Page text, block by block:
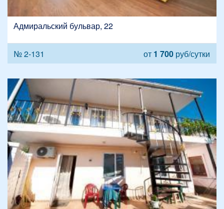
Адмиральский бульвар, 22
№ 2-131 от 1 700 руб/сутки